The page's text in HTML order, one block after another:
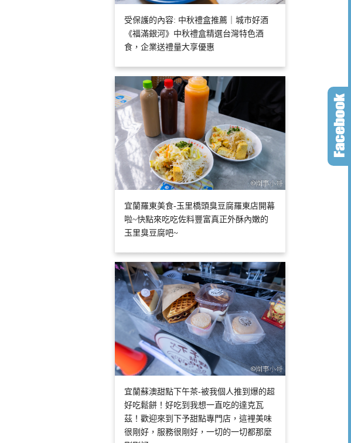
受保護的內容: 中秋禮盒推薦｜城市好酒
《福滿銀河》中秋禮盒精選台灣特色酒
食，企業送禮量大享優惠
宜蘭羅東美食-玉里橋頭臭豆腐羅東店開幕
啦~快點來吃吃佐料豐富真正外酥內嫩的
玉里臭豆腐吧~
宜蘭蘇澳甜點下午茶-被我個人推到爆的超
好吃鬆餅！好吃到我想一直吃的達克瓦
茲！歡迎來到下予甜點專門店，這裡美味
很剛好，服務很剛好，一切的一切都那麼